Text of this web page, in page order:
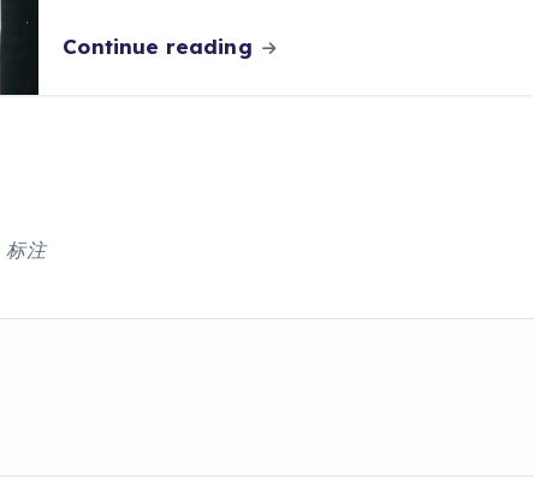
Continue reading
标注